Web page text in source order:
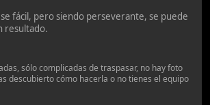
fácil, pero siendo perseverante, se puede
resultado.
sólo complicadas de traspasar, no hay foto
descubierto cómo hacerla o no tienes el equipo